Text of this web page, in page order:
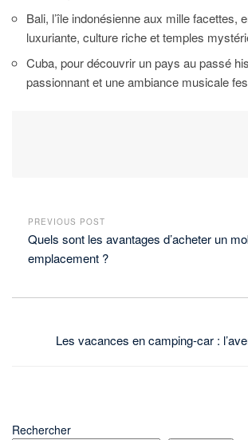
Bali, l’île indonésienne aux mille facettes,
luxuriante, culture riche et temples
Cuba, pour découvrir un pays au passé
passionnant et une ambiance musicale
PREVIOUS POST
Quels sont les avantages d’acheter un
emplacement ?
Les vacances en camping-car :
Rechercher